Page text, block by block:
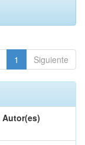
1 Siguiente
Autor(es)